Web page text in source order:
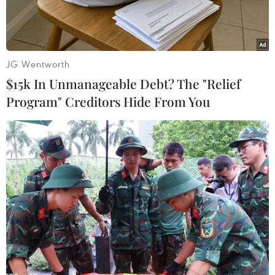
Governator."
Bộ phim ca ngợi một nhân vật siêu anh hùng và
cũng là phiên bản về chínhcuộc đời ông.
Mặc dù thông tin chi tiết về dự án phải sang
tuần mới được công bố, songSchwarzenegger
và nhà sáng lập hãng Marvel - Stan Lee đã tiết
lộ các kếhoạch của mình cho tờ Entertainment
Weekly.
Vị cựu thống đốc bang California này cho hay:
“'The Governator' rấtđơn giản. Nội dung chính
của bộ phim nói về sự nghiệp của tôi, lúc là lực
sĩ thểhình, khi là diễn viên phim hành động và
lúc là thống đốc. Nhân vật được xâydựng với vai
JG Wentworth
$15k In Unmanageable Debt? The "Relief
Program" Creditors Hide From You